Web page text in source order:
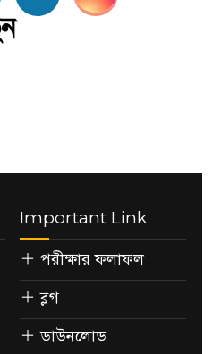
Important Link
পরীক্ষার ফলাফল
ব্লগ
ডাউনলোড